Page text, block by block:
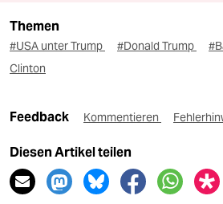
Themen
#USA unter Trump #Donald Trump
Clinton
Feedback Kommentieren
Diesen Artikel teilen